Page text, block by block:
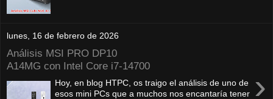
lunes, 16 de febrero de 2026
Análisis MSI PRO DP10
A14MG con Intel Core i7-14700
›
Hoy, en blog HTPC, os traigo el análisis de uno de
esos mini PCs que a muchos nos encantaría tener